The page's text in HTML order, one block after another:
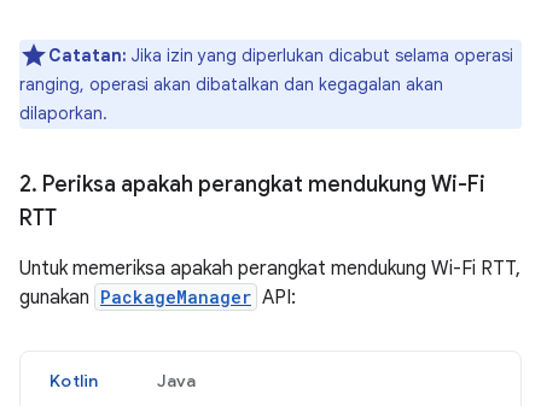
Catatan: Jika izin yang diperlukan dicabut selama operasi
ranging, operasi akan dibatalkan dan kegagalan akan
dilaporkan.
2. Periksa apakah perangkat mendukung Wi-Fi
RTT
Untuk memeriksa apakah perangkat mendukung Wi-Fi RTT,
gunakan PackageManager API:
Kotlin Java